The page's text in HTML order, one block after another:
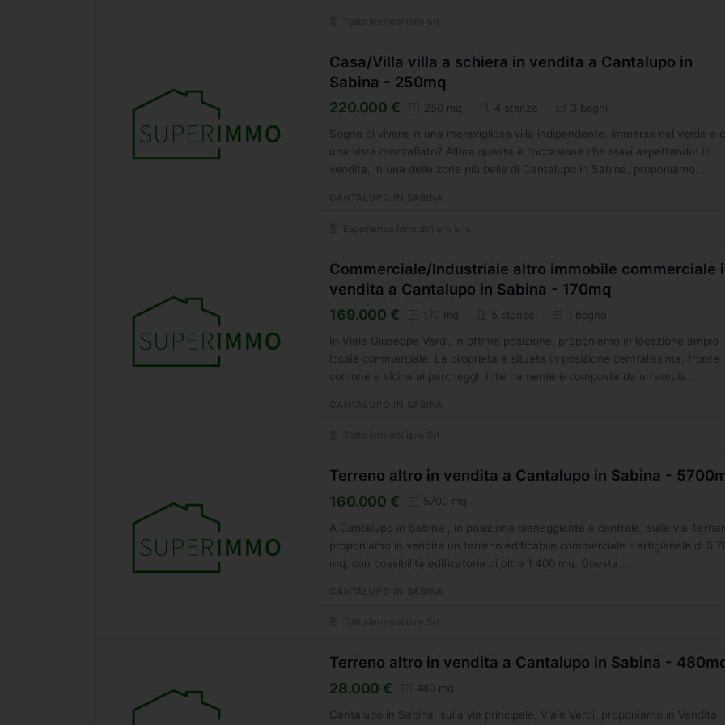
Casa/Villa villa a schiera in vendita a Cantalupo in
Sabina - 250mq
220.000 € 250 mq 4 stanze 3 bagni
Sogna di vivere in una meravigliosa villa indipendente, immersa nel verde e
una vista mozzafiato? Allora questa è l'occasione che stavi aspettando! In
vendita, in una delle zone più belle di Cantalupo in Sabina, proponiamo...
Commerciale/Industriale altro immobile commerciale
vendita a Cantalupo in Sabina - 170mq
169.000 € 170 mq 5 stanze 1 bagno
In Viale Giuseppe Verdi, in ottima posizione, proponiamo in locazione ampio
locale commerciale. La proprietà è situata in posizione centralissima, fronte
comune e vicina ai parcheggi. Internamente è composta da un'ampia...
Terreno altro in vendita a Cantalupo in Sabina -
160.000 € 5700 mq
A Cantalupo in Sabina , in posizione pianeggiante e centrale, sulla via
proponiamo in vendita un terreno edificabile commerciale - artigianale di
mq, con possibilità edificatoria di oltre 1.400 mq. Questa...
Terreno altro in vendita a Cantalupo in Sabina -
28.000 € 480 mq
Cantalupo in Sabina, sulla via principale, Viale Verdi, proponiamo in Vendita